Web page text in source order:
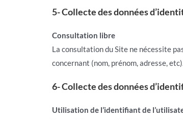
5- Collecte des données
Consultation libre
La consultation du Site ne nécessite
concernant (nom, prénom, adresse,
6- Collecte des données
Utilisation de l’identifiant de